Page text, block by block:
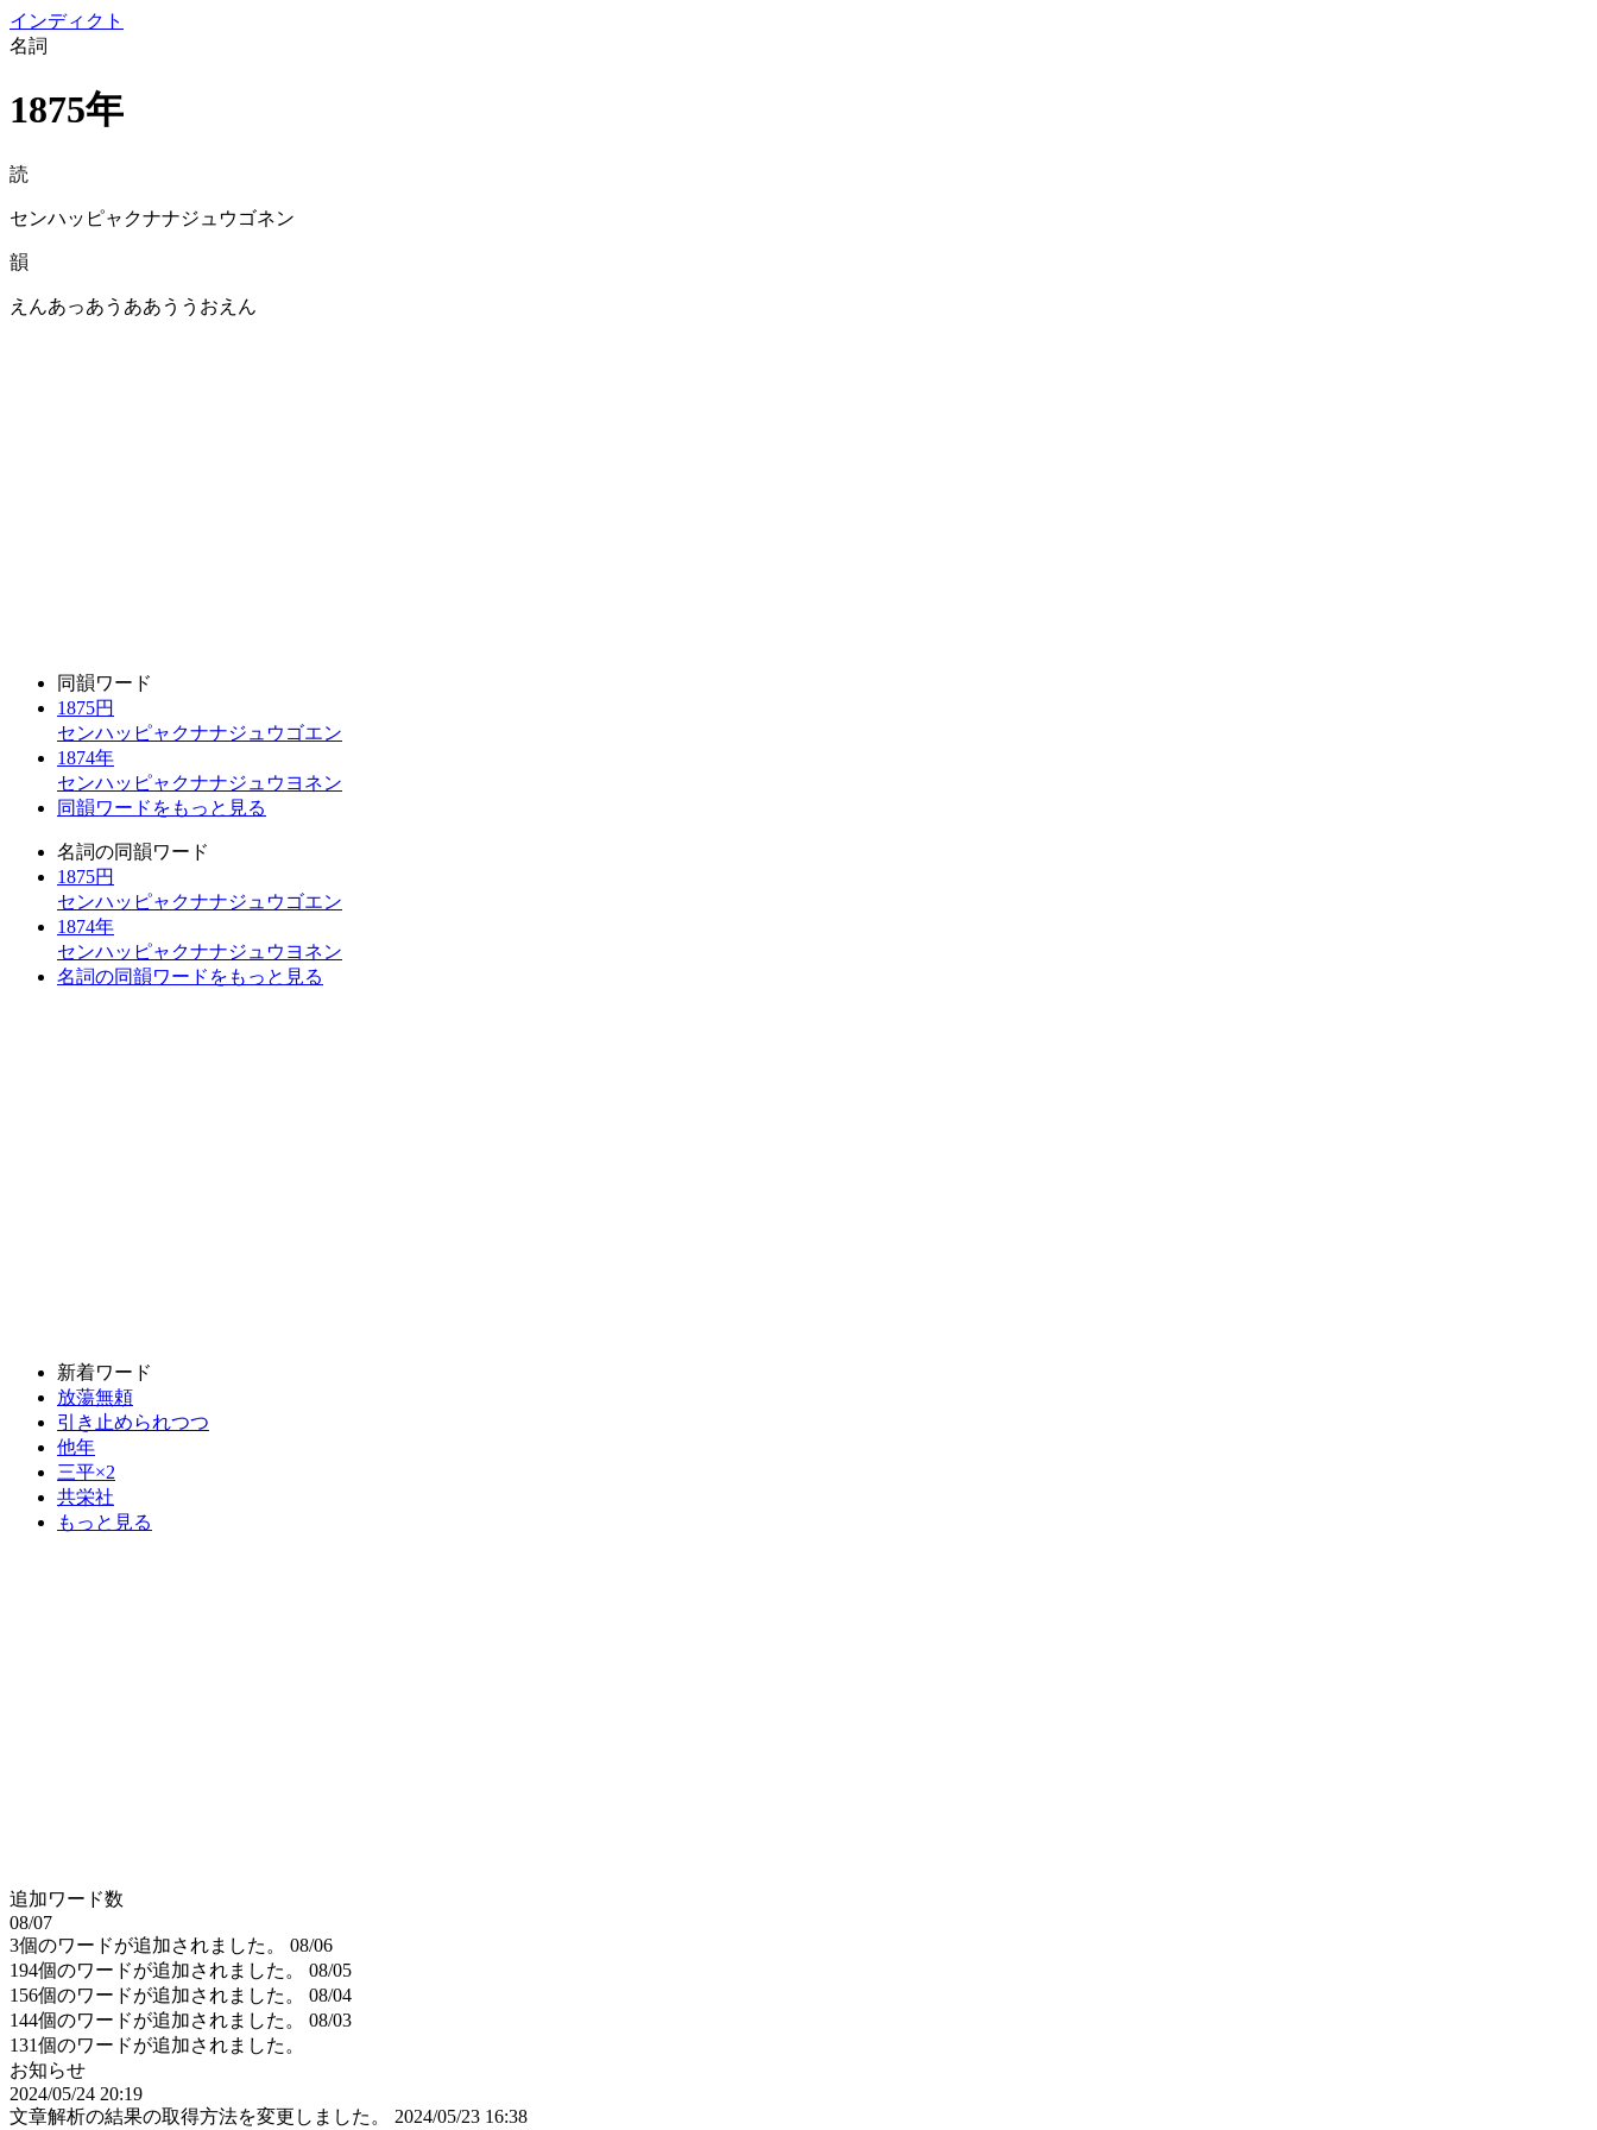
インディクト
名詞
1875年
読
センハッピャクナナジュウゴネン
韻
えんあっあうああううおえん
同韻ワード
1875円
センハッピャクナナジュウゴエン
1874年
センハッピャクナナジュウヨネン
同韻ワードをもっと見る
名詞の同韻ワード
1875円
センハッピャクナナジュウゴエン
1874年
センハッピャクナナジュウヨネン
名詞の同韻ワードをもっと見る
新着ワード
放蕩無頼
引き止められつつ
他年
三平×2
共栄社
もっと見る
追加ワード数
08/07
3個のワードが追加されました。
08/06
194個のワードが追加されました。
08/05
156個のワードが追加されました。
08/04
144個のワードが追加されました。
08/03
131個のワードが追加されました。
お知らせ
2024/05/24 20:19
文章解析の結果の取得方法を変更しました。
2024/05/23 16:38